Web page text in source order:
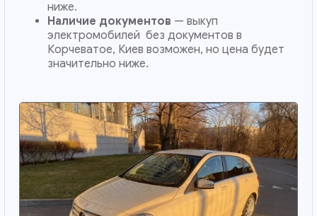
ниже.
Наличие документов — выкуп
электромобилей без документов в
Корчеватое, Киев возможен, но цена будет
значительно ниже.